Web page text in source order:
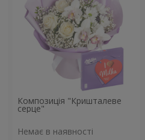
Композиція "Кришталеве
серце"
Немає в наявності